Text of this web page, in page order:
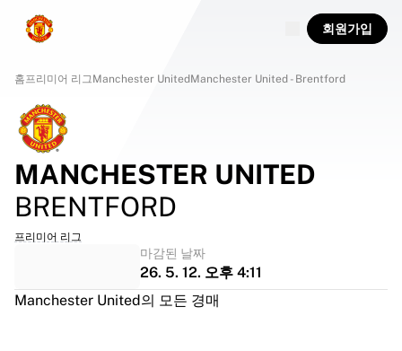
회원가입
홈프리미어 리그Manchester UnitedManchester United - Brentford
MANCHESTER UNITED
BRENTFORD
프리미어 리그
마감된 날짜
26. 5. 12. 오후 4:11
Manchester United의 모든 경매